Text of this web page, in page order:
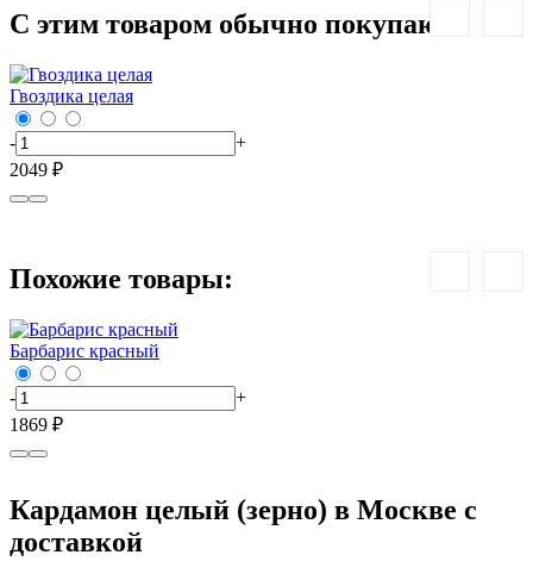
С этим товаром обычно покупают:
Гвоздика целая
-
+
2049 ₽
Похожие товары:
Барбарис красный
-
+
1869 ₽
Кардамон целый (зерно) в Москве с
доставкой